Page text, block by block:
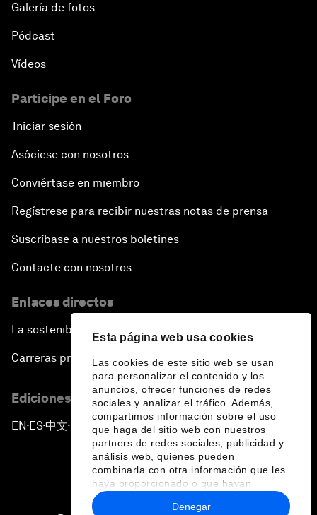
Esta página web usa cookies
Las cookies de este sitio web se usan
para personalizar el contenido y los
anuncios, ofrecer funciones de redes
sociales y analizar el tráfico. Además,
compartimos información sobre el uso
que haga del sitio web con nuestros
partners de redes sociales, publicidad y
análisis web, quienes pueden
combinarla con otra información que les
haya proporcionado o que hayan
recopilado a partir del uso que haya
hecho de sus servicios.
Denegar
Galería de fotos
Pódcast
Vídeos
Participe en el Foro
Iniciar sesión
Asóciese con nosotros
Conviértase en miembro
Regístrese para recibir nuestras notas de prensa
Suscríbase a nuestros boletines
Contacte con nosotros
Enlaces directos
La sostenibilidad en el Foro
Carreras profesionales
Ediciones en otros idiomas
EN ▪ ES▪中文▪ 日本語